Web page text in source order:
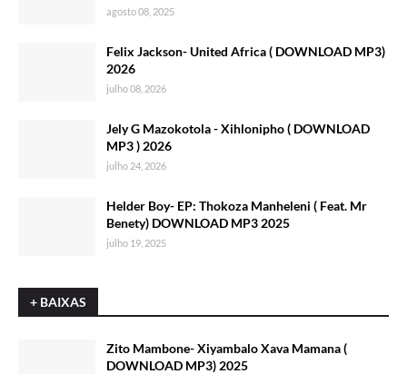
agosto 08, 2025
Felix Jackson- United Africa ( DOWNLOAD MP3)
2026
julho 08, 2026
Jely G Mazokotola - Xihlonipho ( DOWNLOAD
MP3 ) 2026
julho 24, 2026
Helder Boy- EP: Thokoza Manheleni ( Feat. Mr
Benety) DOWNLOAD MP3 2025
julho 19, 2025
+ BAIXAS
Zito Mambone- Xiyambalo Xava Mamana (
DOWNLOAD MP3) 2025